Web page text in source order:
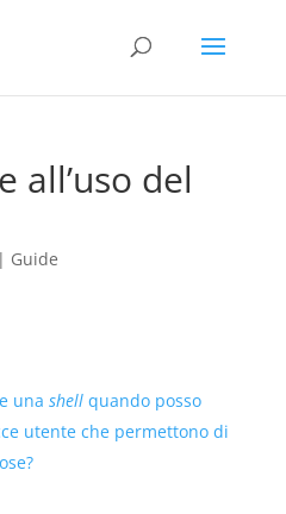
all’uso del
| Guide
una shellquando posso
utente che permettono di